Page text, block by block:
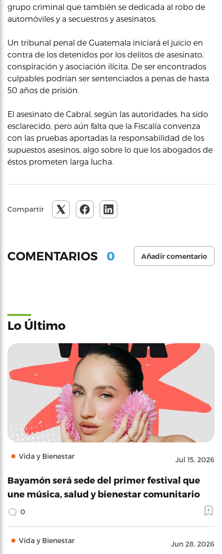
grupo criminal que también se dedicada al robo de
automóviles y a secuestros y asesinatos.
Un tribunal penal de Guatemala iniciará el juicio en
contra de los detenidos por los delitos de asesinato,
conspiración y asociación ilícita. De ser encontrados
culpables podrían ser sentenciados a penas de hasta
50 años de prisión.
El asesinato de Cabral, según las autoridades, ha sido
esclarecido, pero aún falta que la Fiscalía convenza
con las pruebas aportadas la responsabilidad de los
supuestos asesinos, algo sobre lo que los abogados de
éstos prometen larga lucha.
Compartir
COMENTARIOS 0 Añadir comentario
Lo Último
Vida y Bienestar Jul 15, 2026
Bayamón será sede del primer festival que
une música, salud y bienestar comunitario
0
Vida y Bienestar Jun 28, 2026